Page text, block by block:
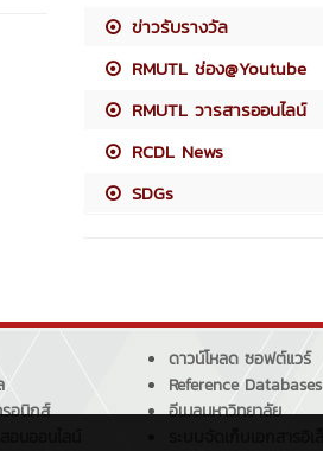
ข่าวรับรางวัล
RMUTL ช่อง@Youtube
RMUTL วารสารออนไลน์
RCDL News
SDGs
อนิกส์
ดาวน์โหลด ซอฟต์แวร์
Reference Databases
อีเมลมหาวิทยาลัย